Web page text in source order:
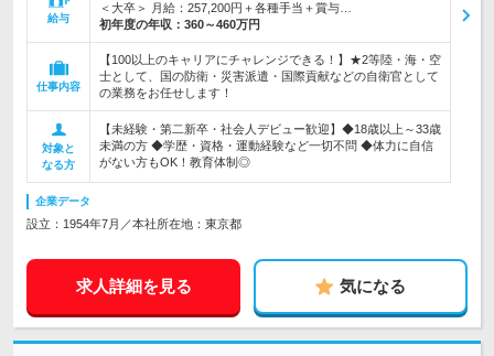
給与
＜大卒＞ 月給：257,200円＋各種手当＋賞与…
初年度の年収： 360～460万円
仕事内容
【100以上のキャリアにチャレンジできる！】★2等陸・海・空
士として、国の防衛・災害派遣・国際貢献などの自衛官として
の業務をお任せします！
対象と
なる方
【未経験・第二新卒・社会人デビュー歓迎】◆18歳以上～33歳
未満の方 ◆学歴・資格・運動経験など一切不問 ◆体力に自信
がない方もOK！教育体制◎
企業データ
設立：1954年7月／本社所在地：東京都
求人詳細を見る 気になる